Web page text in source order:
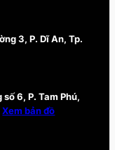
3, P. Dĩ An, Tp.
6, P. Tam Phú,
Xem bản đồ